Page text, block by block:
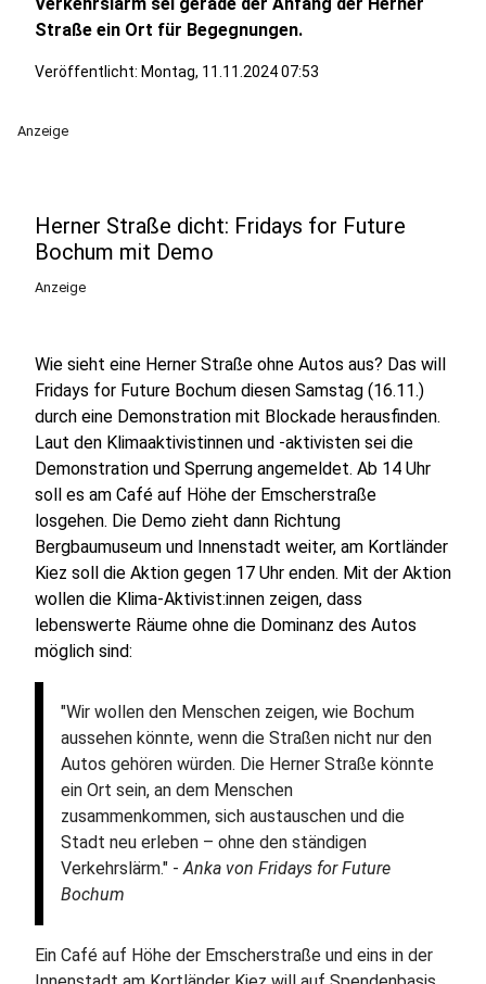
Straße ein Ort für Begegnungen.
Veröffentlicht: Montag, 11.11.2024 07:53
Anzeige
Herner Straße dicht: Fridays for Future
Bochum mit Demo
Anzeige
Wie sieht eine Herner Straße ohne Autos aus? Das will
Fridays for Future Bochum diesen Samstag (16.11.)
durch eine Demonstration mit Blockade herausfinden.
Laut den Klimaaktivistinnen und -aktivisten sei die
Demonstration und Sperrung angemeldet. Ab 14 Uhr
soll es am Café auf Höhe der Emscherstraße
losgehen. Die Demo zieht dann Richtung
Bergbaumuseum und Innenstadt weiter, am Kortländer
Kiez soll die Aktion gegen 17 Uhr enden. Mit der Aktion
wollen die Klima-Aktivist:innen zeigen, dass
lebenswerte Räume ohne die Dominanz des Autos
möglich sind:
"Wir wollen den Menschen zeigen, wie Bochum
aussehen könnte, wenn die Straßen nicht nur den
Autos gehören würden. Die Herner Straße könnte
ein Ort sein, an dem Menschen
zusammenkommen, sich austauschen und die
Stadt neu erleben – ohne den ständigen
Verkehrslärm." -Anka von Fridays for Future
Bochum
Ein Café auf Höhe der Emscherstraße und eins in der